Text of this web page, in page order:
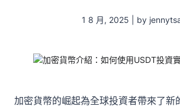
1 8 月, 2025 | by
加密貨幣的崛起為全球投資者帶來了新